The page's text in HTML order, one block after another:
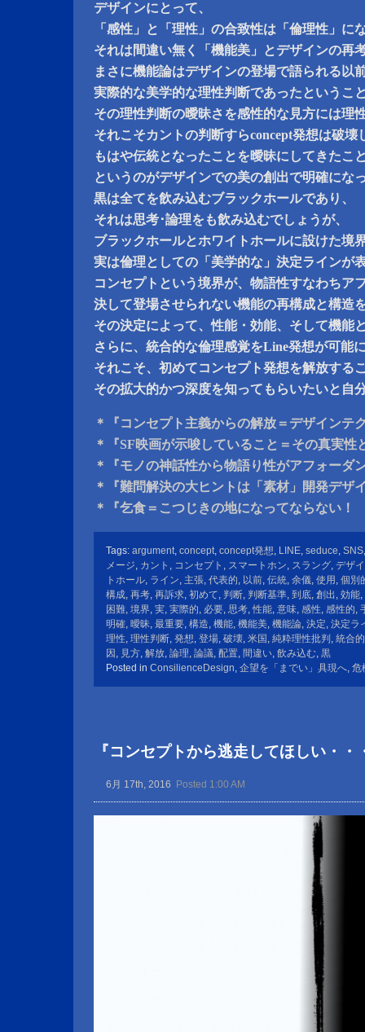
デザインにとって、
「感性」と「理性」の合致性は「倫理性」に
それは間違い無く「機能美」とデザインの再
まさに機能論はデザインの登場で語られる以
実際的な美学的な理性判断であったというこ
その理性判断の曖昧さを感性的な見方には理
それこそカントの判断すらconcept発想は破
もはや伝統となったことを曖昧にしてきたこ
というのがデザインでの美の創出で明確にな
黒は全てを飲み込むブラックホールであり、
それは思考･論理をも飲み込むでしょうが、
ブラックホールとホワイトホールに設けた境
実は倫理としての「美学的な」決定ラインが
コンセプトという境界が、物語性すなわちア
決して登場させられない機能の再構成と構造
その決定によって、性能・効能、そして機能
さらに、統合的な倫理感覚をLine発想が可能
それこそ、初めてコンセプト発想を解放する
その拡大的かつ深度を知ってもらいたいと自
＊『コンセプト主義からの解放＝デザインテ
＊『SF映画が示唆していること＝その真実性
＊『モノの神話性から物語り性がアフォーダ
＊『難問解決の大ヒントは「素材」開発デザ
＊『乞食＝こつじきの地になってならない
Tags: argument, concept, concept発想, LINE, seduce, SNS
メージ, カント , コンセプト , スマートホン, スラング, デザ
トホール, ライン, 主張, 代表的, 以前, 伝統, 余儀, 使用 , 個別
構成, 再考, 再訴求, 初めて, 判断, 判断基準, 到底, 創出 , 効能,
困難, 境界, 実, 実際的, 必要, 思考,性能, 意味, 感性, 感性的,
明確, 曖昧, 最重要, 構造, 機能, 機能美, 機能論, 決定, 決定ラ
理性, 理性判断, 発想, 登場, 破壊, 米国 , 純粋理性批判 , 統合的
因 , 見方, 解放, 論理, 論議, 配置, 間違い, 飲み込む, 黒
Posted in ConsilienceDesign, 企望を「までい」具現へ, 危
『コンセプトから逃走してほしい・・
6月 17th, 2016 Posted 1:00 AM